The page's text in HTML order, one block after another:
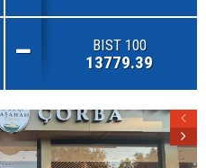
BIST 100
13779.39